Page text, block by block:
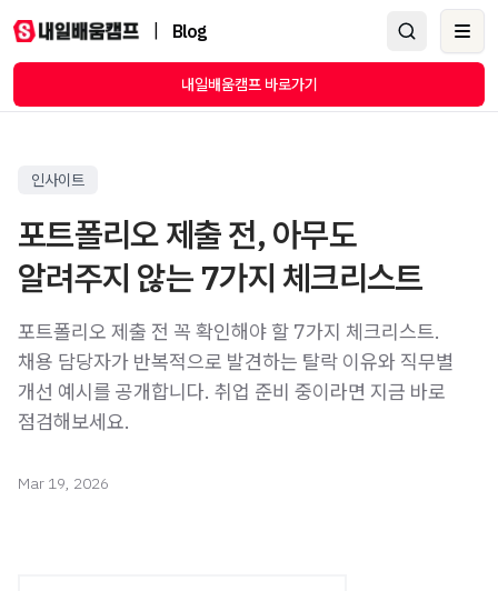
Blog
내일배움캠프 바로가기
인사이트
포트폴리오 제출 전, 아무도
알려주지 않는 7가지 체크리스트
포트폴리오 제출 전 꼭 확인해야 할 7가지 체크리스트.
채용 담당자가 반복적으로 발견하는 탈락 이유와 직무별
개선 예시를 공개합니다. 취업 준비 중이라면 지금 바로
점검해보세요.
Mar 19, 2026